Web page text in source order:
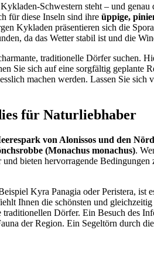
Schwestern steht – und
für diese Inseln sind ihre üppige,
Kykladen präsentieren sich die
da das Wetter stabil ist und die
traditionelle Dörfer suchen.
Sie sich auf eine sorgfältig geplante
machen werden. Lassen Sie
für Naturliebhaber
von Alonissos und den
(Monachus monachus).
bieten hervorragende
Kyra Panagia oder Peristera,
Ihnen die schönsten und
Dörfer. Ein Besuch des
der Region. Ein Segeltörn durch